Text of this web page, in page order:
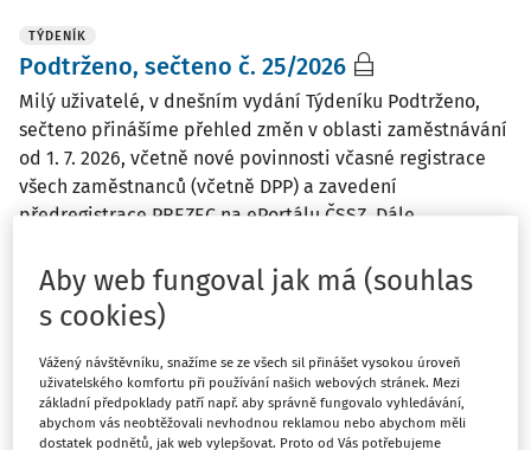
TÝDENÍK
Podtrženo, sečteno č. 25/2026
Milý uživatelé, v dnešním vydání Týdeníku Podtrženo,
sečteno přinášíme přehled změn v oblasti zaměstnávání
od 1. 7. 2026, včetně nové povinnosti včasné registrace
všech zaměstnanců (včetně DPP) a zavedení
předregistrace PREZEC na ePortálu ČSSZ. Dále ...
Vydáno:25. 6. 2026 / 7 minut čtení
TÝDENÍK
Podtrženo, sečteno č. 24/2026
Milý uživatelé, v dnešním vydání Týdeníku Podtrženo,
Aby web fungoval jak má (souhlas
s cookies)
Vážený návštěvníku, snažíme se ze všech sil přinášet vysokou úroveň
uživatelského komfortu při používání našich webových stránek. Mezi
základní předpoklady patří např. aby správně fungovalo vyhledávání,
abychom vás neobtěžovali nevhodnou reklamou nebo abychom měli
dostatek podnětů, jak web vylepšovat. Proto od Vás potřebujeme